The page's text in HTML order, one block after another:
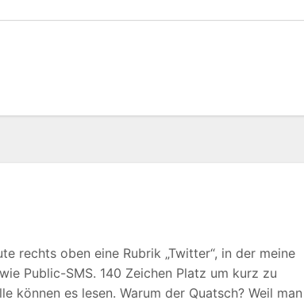
rechts oben eine Rubrik „Twitter“, in der meine
Public-SMS. 140 Zeichen Platz um kurz zu
können es lesen. Warum der Quatsch? Weil man